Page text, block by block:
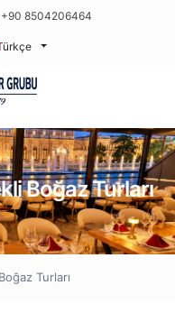
+90 8504206464
Boğaz Turları
Turları